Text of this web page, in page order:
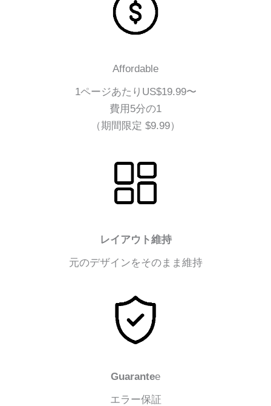
Affordable
1ページあたりUS$19.99〜
費用5分の1
（期間限定 $9.99）
レイアウト維持
元のデザインをそのまま維持
Guarantee
エラー保証